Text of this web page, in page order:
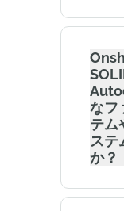
なフ
テム
ステ
か？